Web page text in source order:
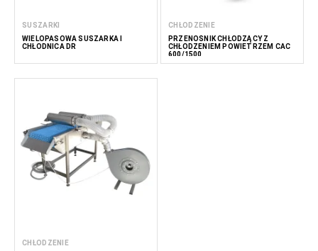
SUSZARKI
WIELOPASOWA SUSZARKA I
CHŁODNICA DR
CHŁODZENIE
PRZENOŚNIK CHŁODZĄCY Z
CHŁODZENIEM POWIETRZEM CAC
600/1500
CHŁODZENIE